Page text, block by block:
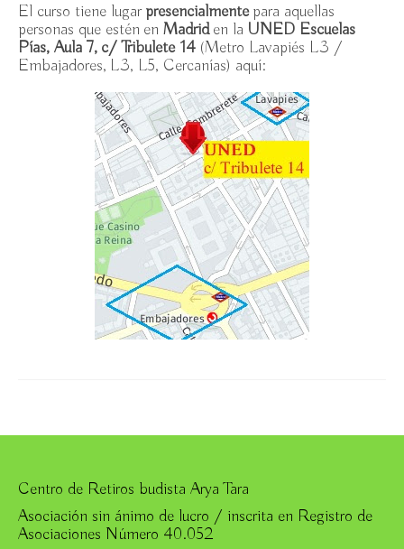
El curso tiene lugarpresencialmentepara aquellas
personas que estén en Madriden la UNED Escuelas
Pías, Aula 7, c/ Tribulete 14 (Metro Lavapiés L3 /
Embajadores, L3, L5, Cercanías) aquí:
Centro de Retiros budista Arya Tara
Asociación sin ánimo de lucro / inscrita en Registro de
Asociaciones Número 40.052